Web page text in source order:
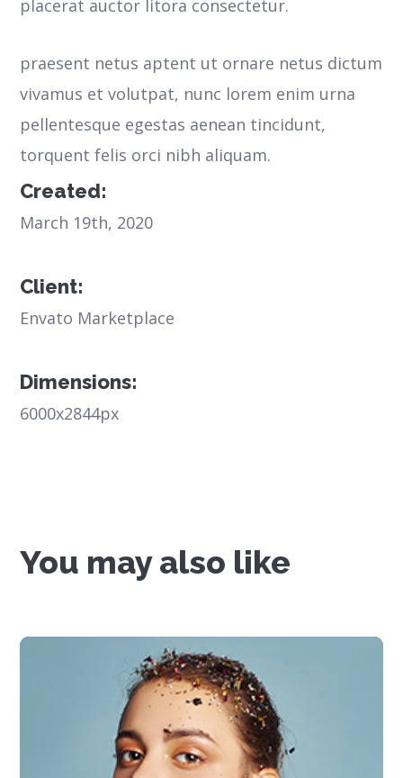
placerat auctor litora consectetur.
praesent netus aptent ut ornare netus dictum
vivamus et volutpat, nunc lorem enim urna
pellentesque egestas aenean tincidunt,
torquent felis orci nibh aliquam.
Created:
March 19th, 2020
Client:
Envato Marketplace
Dimensions:
6000x2844px
You may also like